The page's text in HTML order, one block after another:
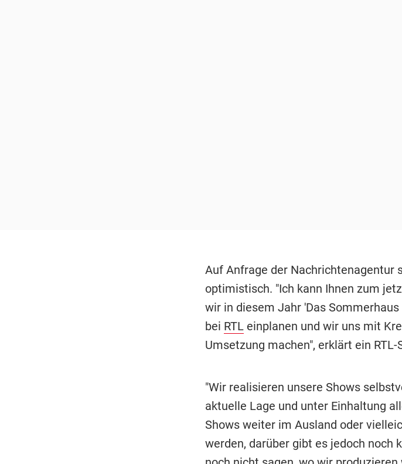
Auf Anfrage der Nachrichtenagentur
optimistisch. "Ich kann Ihnen zum
wir in diesem Jahr 'Das
bei RTLeinplanen und wir uns mit
Umsetzung machen", erklärt ein RTL-
"Wir realisieren unsere Shows
aktuelle Lage und unter Einhaltung
Shows weiter im Ausland oder
werden, darüber gibt es jedoch noch